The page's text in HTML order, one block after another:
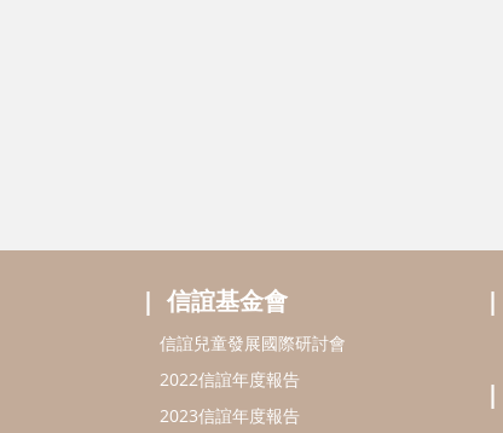
信誼基金會
信誼兒童發展國際研討會
2022信誼年度報告
2023信誼年度報告